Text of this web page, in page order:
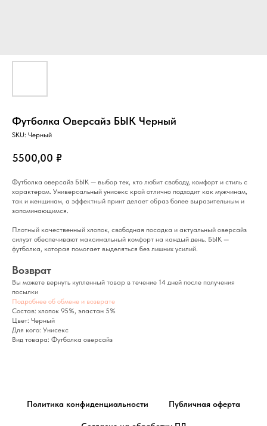
Футболка Оверсайз БЫК Черный
SKU: Черный
5500,00 ₽
Футболка оверсайз БЫК — выбор тех, кто любит свободу, комфорт и стиль с
характером. Универсальный унисекс крой отлично подходит как мужчинам,
так и женщинам, а эффектный принт делает образ более выразительным и
запоминающимся.
Плотный качественный хлопок, свободная посадка и актуальный оверсайз
силуэт обеспечивают максимальный комфорт на каждый день. БЫК —
футболка, которая помогает выделяться без лишних усилий.
Возврат
Вы можете вернуть купленный товар в течение 14 дней после получения
посылки
Подробнее об обмене и возврате
Состав: хлопок 95%, эластан 5%
Цвет: Черный
Для кого: Унисекс
Вид товара: Футболка оверсайз
Политика конфиденциальности Публичная оферта